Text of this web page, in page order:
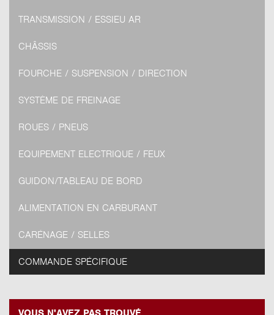
TRANSMISSION / ESSIEU AR
CHÂSSIS
FOURCHE / SUSPENSION / DIRECTION
SYSTÈME DE FREINAGE
ROUES / PNEUS
EQUIPEMENT ELECTRIQUE / FEUX
GUIDON/TABLEAU DE BORD
ALIMENTATION EN CARBURANT
CARÉNAGE / SELLES
COMMANDE SPÉCIFIQUE